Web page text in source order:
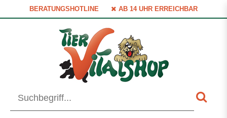
BERATUNGSHOTLINE AB 14 UHR ERREICHBAR